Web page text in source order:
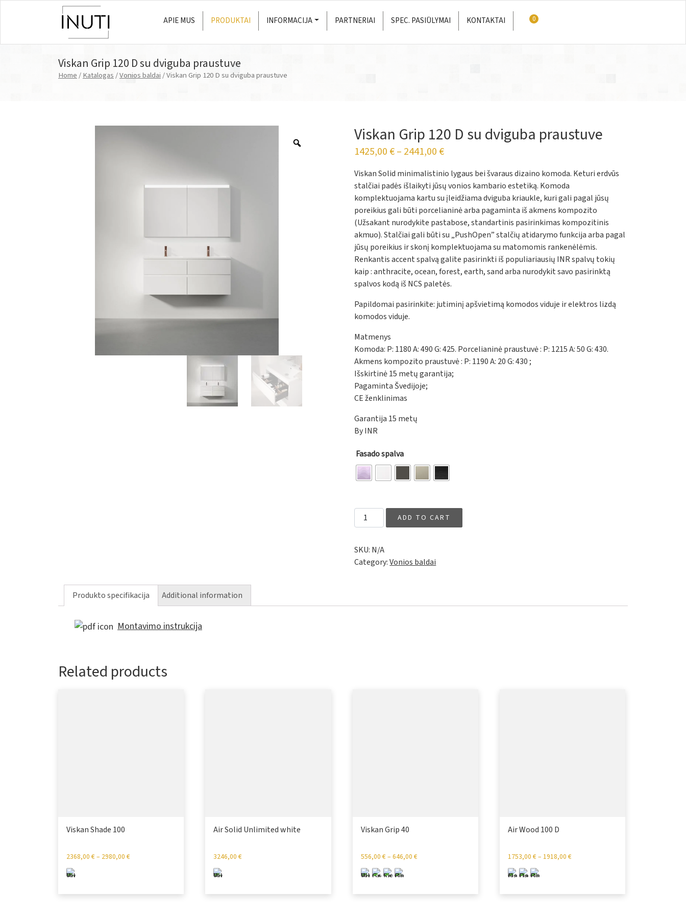
Main Navigation APIE MUS PRODUKTAI INFORMACIJA PARTNERIAI SPEC. PASIŪLYMAI KONTAKTAI 0
Viskan Grip 120 D su dviguba praustuve
Home/Katalogas/Vonios baldai/ Viskan Grip 120 D su dviguba praustuve
Viskan Grip 120 D su dviguba praustuve
1425,00€– 2441,00€
Viskan Solid minimalistinio lygaus bei švaraus dizaino komoda. Keturi erdvūs
stalčiai padės išlaikyti jūsų vonios kambario estetiką. Komoda
komplektuojama kartu su įleidžiama dviguba kriaukle, kuri gali pagal jūsų
poreikius gali būti porcelianinė arba pagaminta iš akmens kompozito
(Užsakant nurodykite pastabose, standartinis pasirinkimas kompozitinis
akmuo). Stalčiai gali būti su „PushOpen” stalčių atidarymo funkcija arba pagal
jūsų poreikius ir skonį komplektuojama su matomomis rankenėlėmis.
Renkantis accent spalvą galite pasirinkti iš populiariausių INR spalvų tokių
kaip : anthracite, ocean, forest, earth, sand arba nurodykit savo pasirinktą
spalvos kodą iš NCS paletės.
Papildomai pasirinkite: jutiminį apšvietimą komodos viduje ir elektros lizdą
komodos viduje.
Matmenys
Komoda: P: 1180 A: 490 G: 425. Porcelianinė praustuvė : P: 1215 A: 50 G: 430.
Akmens kompozito praustuvė : P: 1190 A: 20 G: 430 ;
Išskirtinė 15 metų garantija;
Pagaminta Švedijoje;
CE ženklinimas
Garantija 15 metų
By INR
Fasado spalva
Viskan Grip 120 D su dviguba praustuve quantity
ADD TO CART
SKU: N/A
Category:Vonios baldai
Produkto specifikacija Additional information
Montavimo instrukcija
Related products
Viskan Shade 100
2368,00 €– 2980,00 €
Air Solid Unlimited white
3246,00€
Viskan Grip 40
556,00 €– 646,00 €
Air Wood 100 D
1753,00€–1918,00€